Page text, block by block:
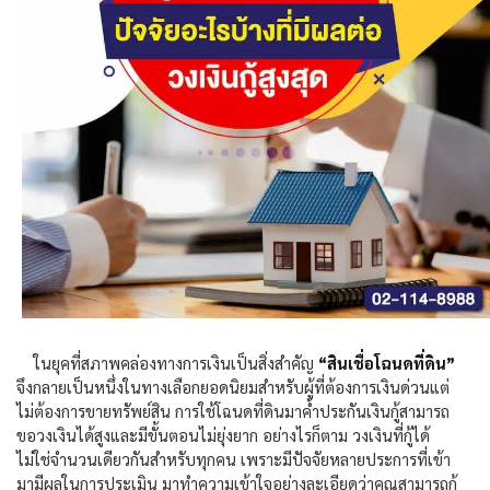
ในยุคที่สภาพคล่องทางการเงินเป็นสิ่งสำคัญ “สินเชื่อโฉนดที่ดิน”
จึงกลายเป็นหนึ่งในทางเลือกยอดนิยมสำหรับผู้ที่ต้องการเงินด่วนแต่
ไม่ต้องการขายทรัพย์สิน การใช้โฉนดที่ดินมาค้ำประกันเงินกู้สามารถ
ขอวงเงินได้สูงและมีขั้นตอนไม่ยุ่งยาก อย่างไรก็ตาม วงเงินที่กู้ได้
ไม่ใช่จำนวนเดียวกันสำหรับทุกคน เพราะมีปัจจัยหลายประการที่เข้า
มามีผลในการประเมิน มาทำความเข้าใจอย่างละเอียดว่าคุณสามารถกู้